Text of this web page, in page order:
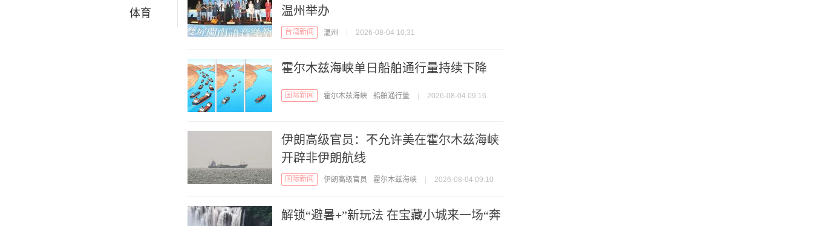
体育
温州举办
台湾新闻 温州 2026-08-04 10:31
霍尔木兹海峡单日船舶通行量持续下降
国际新闻 霍尔木兹海峡 船舶通行量 2026-08-04 09:16
伊朗高级官员：不允许美在霍尔木兹海峡
开辟非伊朗航线
国际新闻 伊朗高级官员 霍尔木兹海峡 2026-08-04 09:10
解锁“避暑+”新玩法 在宝藏小城来一场“奔